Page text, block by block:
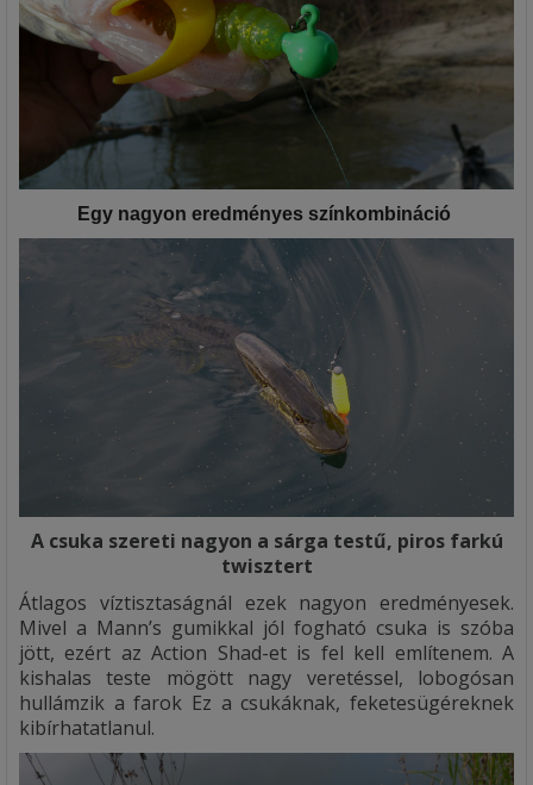
Egy nagyon eredményes színkombináció
A csuka szereti nagyon a sárga testű, piros farkú
twisztert
Átlagos víztisztaságnál ezek nagyon eredményesek.
Mivel a Mann’s gumikkal jól fogható csuka is szóba
jött, ezért az Action Shad-et is fel kell említenem. A
kishalas teste mögött nagy veretéssel, lobogósan
hullámzik a farok Ez a csukáknak, feketesügéreknek
kibírhatatlanul.